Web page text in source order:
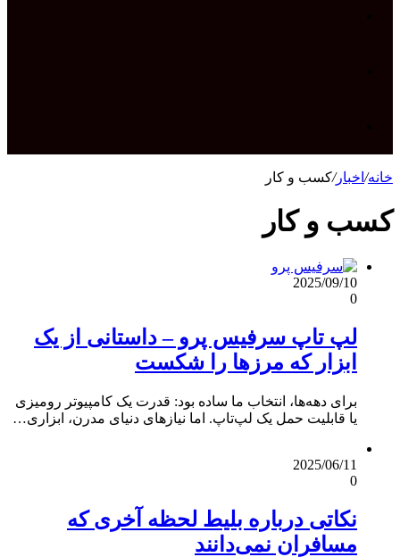
برای خانه/ اخبار/کسب و کار
کسب و کار
2025/09/10
0
لپ تاپ سرفیس پرو – داستانی از یک
ابزار که مرزها را شکست
برای دهه‌ها، انتخاب ما ساده بود: قدرت یک کامپیوتر رومیزی
یا قابلیت حمل یک لپ‌تاپ. اما نیازهای دنیای مدرن، ابزاری…
2025/06/11
0
نکاتی درباره بلیط لحظه آخری که
مسافران نمی‌دانند